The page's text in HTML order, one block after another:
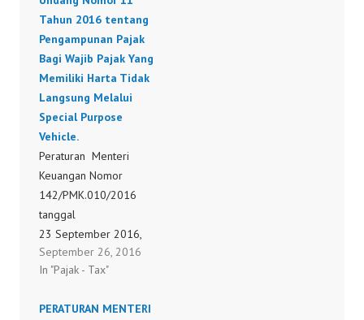
Tahun 2016 tentang
Pengampunan Pajak
Bagi Wajib Pajak Yang
Memiliki Harta Tidak
Langsung Melalui
Special Purpose
Vehicle.
Peraturan Menteri
Keuangan Nomor
142/PMK.010/2016
tanggal
23 September 2016,
tentang Perubahan atas
Peraturan Menteri
/PMK.010/2016 tentang
September 26, 2016
In "Pajak - Tax"
PERATURAN MENTERI